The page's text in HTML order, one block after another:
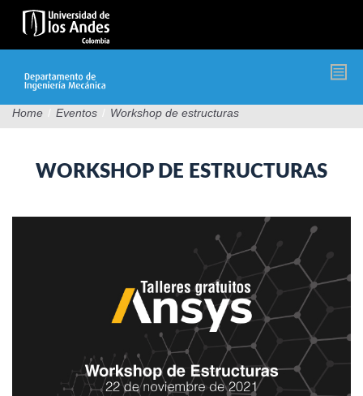
Pasar
contenido
Home / Eventos / Workshop de estructuras
WORKSHOP DE ESTRUCTURAS